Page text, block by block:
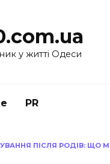
у житті Одеси
PR
ПІСЛЯ РОДІВ: ЩО